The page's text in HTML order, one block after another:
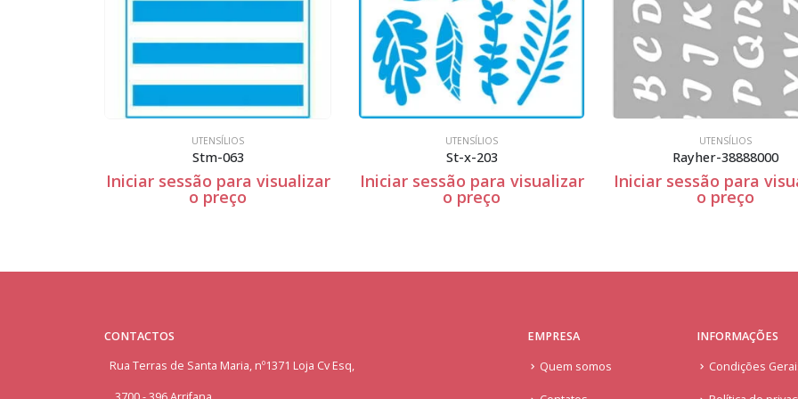
UTENSÍLIOS
St-x-203
Iniciar sessão para visualizar
o preço
UTENSÍLIOS
Rayher-38888000
Iniciar sessão para visualizar
o preço
DIA DOS NAMORADOS,
Stxx-032
Iniciar sessão para
o preço
CONTACTOS
Rua Terras de Santa Maria, nº1371 Loja Cv Esq,
EMPRESA
Quem somos
INFORMAÇÕES
Condições